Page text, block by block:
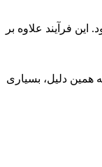
فرآیند علاوه بر
همین دلیل، بسیاری